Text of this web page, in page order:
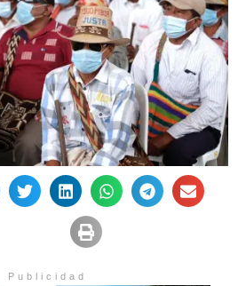
Publicidad